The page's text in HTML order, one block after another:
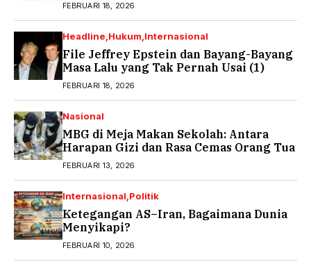
FEBRUARI 18, 2026
Headline Hukum Internasional
File Jeffrey Epstein dan Bayang-Bayang
Masa Lalu yang Tak Pernah Usai (1)
FEBRUARI 18, 2026
Nasional
MBG di Meja Makan Sekolah: Antara
Harapan Gizi dan Rasa Cemas Orang Tua
FEBRUARI 13, 2026
Internasional Politik
Ketegangan AS–Iran, Bagaimana Dunia
Menyikapi?
FEBRUARI 10, 2026